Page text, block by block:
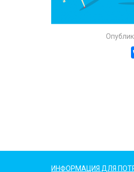
ИНФОРМАЦИЯ ДЛЯ